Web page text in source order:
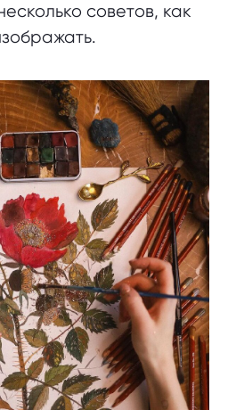
советов, как